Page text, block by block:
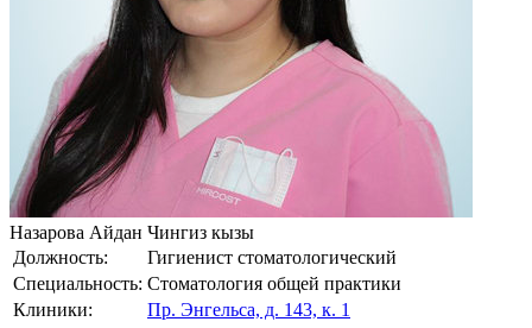
Назарова Айдан Чингиз кызы
Должность:
Гигиенист стоматологический
Специальность: Стоматология общей практики
Клиники:
Пр. Энгельса, д. 143, к. 1